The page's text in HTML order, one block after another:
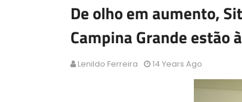
De olho em aumento,
Campina Grande estão
Lenildo Ferreira 14 Years Ago